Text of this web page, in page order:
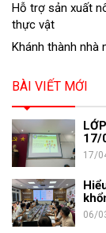
Hỗ trợ sản xuất
thực vật
Khánh thành nhà
BÀI VIẾT MỚI
17/
17/
06/